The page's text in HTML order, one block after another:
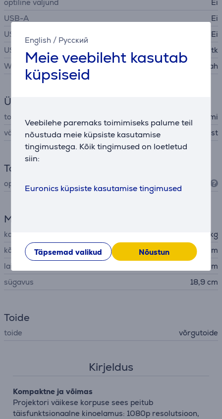
English / Русский
Meie veebileht kasutab
küpsiseid
Veebilehe paremaks toimimiseks palume teil
nõustuda meie küpsiste kasutamise
tingimustega. Kõik tingimused on loetletud
siin:
Euronics küpsiste kasutamise tingimused
Täpsemad valikud Nõustun
optiline väljund
Ei
USB-A
Ei
USB-C
Ei
USB-A
1 tk
Wi-Fi
Jah
Üldine parameeter
tootja
Xiaomi
värv
must
Tarkvara
operatsioonisüsteem Android TV
Mõõtmed
kaal
2 kg
kõrgus
21 cm
laius
12,8 cm
sügavus
18,9 cm
Toide
toide võrgutoide
Kirjeldus
Kompaktne ja võimas
Projektori väikese korpuse sees peitub
täisfunktsionaalne kinoelamus: 1080p resolutsioon,